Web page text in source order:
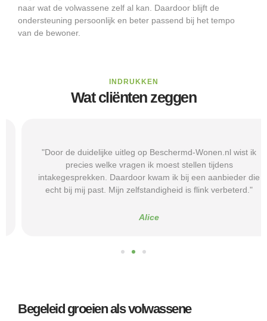
naar wat de volwassene zelf al kan. Daardoor blijft de
ondersteuning persoonlijk en beter passend bij het tempo
van de bewoner.
INDRUKKEN
Wat cliënten zeggen
"Door de duidelijke uitleg op Beschermd-Wonen.nl wist ik
precies welke vragen ik moest stellen tijdens
intakegesprekken. Daardoor kwam ik bij een aanbieder die
echt bij mij past. Mijn zelfstandigheid is flink verbeterd."
Alice
Begeleid groeien als volwassene